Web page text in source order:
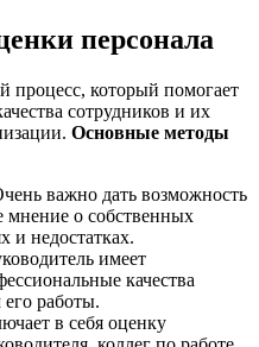
персонала
который помогает
сотрудников и их
Основные методы
важно дать возможность
мнение о собственных
и недостатках.
имеет
качества
его работы.
в себя оценку